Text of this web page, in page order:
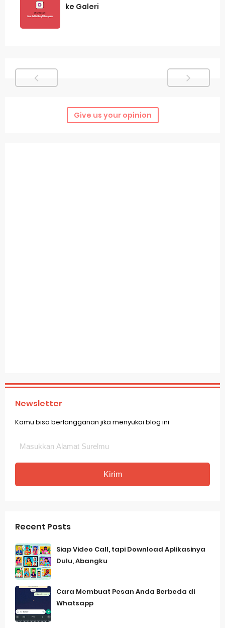
ke Galeri
Give us your opinion
Newsletter
Kamu bisa berlangganan jika menyukai blog ini
Recent Posts
Siap Video Call, tapi Download Aplikasinya
Dulu, Abangku
Cara Membuat Pesan Anda Berbeda di
Whatsapp